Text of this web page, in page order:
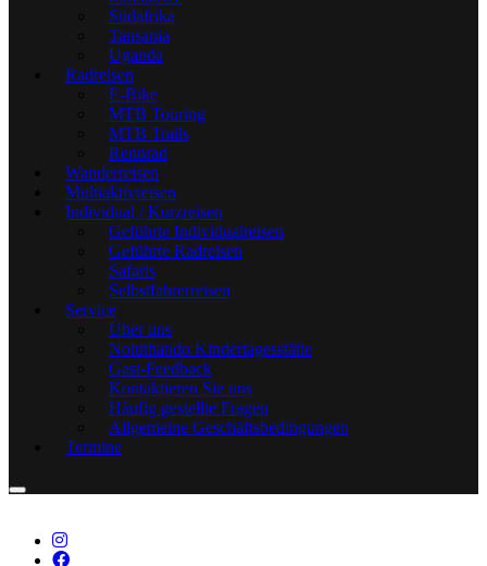
Südafrika
Tansania
Uganda
Radreisen
E-Bike
MTB Touring
MTB Trails
Rennrad
Wanderreisen
Multiaktivreisen
Individual / Kurzreisen
Geführte Individualreisen
Geführte Radreisen
Safaris
Selbstfahrerreisen
Service
Über uns
Noluthando Kindertagesstätte
Gast-Feedback
Kontaktieren Sie uns
Häufig gestellte Fragen
Allgemeine Geschäftsbedingungen
Termine